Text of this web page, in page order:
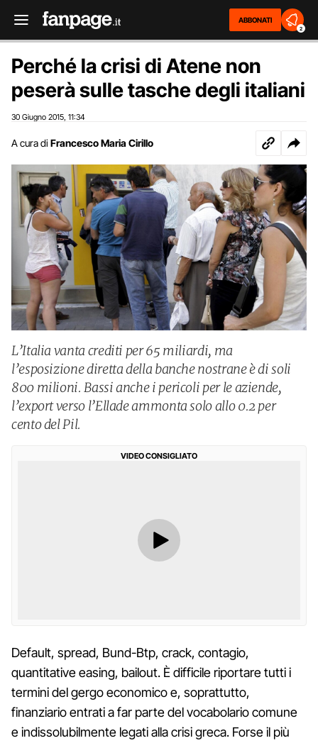
ABBONATI
2
Perché la crisi di Atene non
peserà sulle tasche degli italiani
30 Giugno 2015 11:34
A cura di Francesco Maria Cirillo
L’Italia vanta crediti per 65 miliardi, ma
l’esposizione diretta della banche nostrane è di soli
800 milioni. Bassi anche i pericoli per le aziende,
l’export verso l’Ellade ammonta solo allo 0.2 per
cento del Pil.
VIDEO CONSIGLIATO
Default, spread, Bund-Btp, crack, contagio,
quantitative easing, bailout. È difficile riportare tutti i
termini del gergo economico e, soprattutto,
finanziario entrati a far parte del vocabolario comune
e indissolubilmente legati alla crisi greca. Forse il più